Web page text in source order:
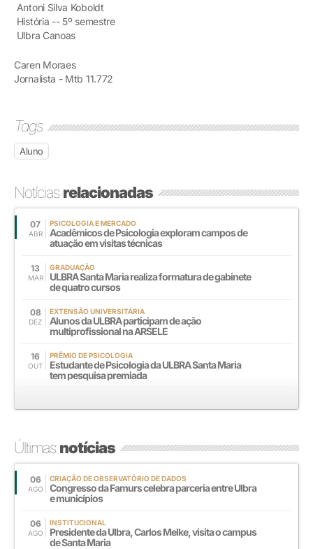
Antoni Silva Koboldt
História -- 5º semestre
Ulbra Canoas
Caren Moraes
Jornalista - Mtb 11.772
Tags
Aluno
Notíciasrelacionadas
07
ABR
PSICOLOGIA E MERCADO
Acadêmicos de Psicologia exploram campos de
atuação em visitas técnicas
13
MAR
GRADUAÇÃO
ULBRA Santa Maria realiza formatura de gabinete
de quatro cursos
08
DEZ
EXTENSÃO UNIVERSITÁRIA
Alunos da ULBRA participam de ação
multiprofissional na ARSELE
16
OUT
PRÊMIO DE PSICOLOGIA
Estudante de Psicologia da ULBRA Santa Maria
tem pesquisa premiada
Últimasnotícias
06
AGO
CRIAÇÃO DE OBSERVATÓRIO DE DADOS
Congresso da Famurs celebra parceria entre Ulbra
e municípios
06
AGO
INSTITUCIONAL
Presidente da Ulbra, Carlos Melke, visita o campus
de Santa Maria